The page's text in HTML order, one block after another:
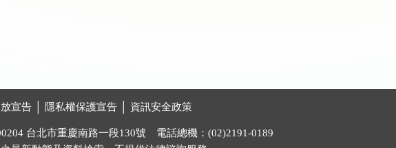
宣告 隱私權保護宣告 資訊安全政策
台北市重慶南路一段130號 電話總機：(02)2191-0189